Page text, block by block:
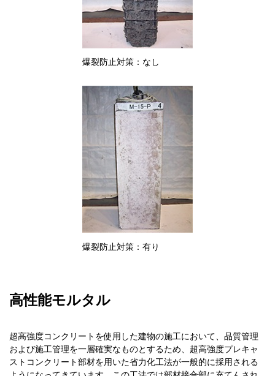
爆裂防止対策：なし
爆裂防止対策：有り
高性能モルタル
超高強度コンクリートを使用した建物の施工において、品質管理
および施工管理を一層確実なものとするため、超高強度プレキャ
ストコンクリート部材を用いた省力化工法が一般的に採用される